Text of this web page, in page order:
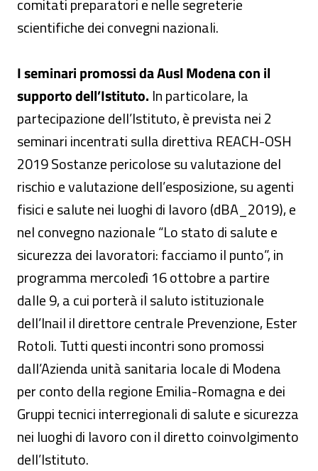
comitati preparatori e nelle segreterie
scientifiche dei convegni nazionali.
I seminari promossi da Ausl Modena con il
supporto dell’Istituto. In particolare, la
partecipazione dell’Istituto, è prevista nei 2
seminari incentrati sulla direttiva REACH-OSH
2019 Sostanze pericolose su valutazione del
rischio e valutazione dell’esposizione, su agenti
fisici e salute nei luoghi di lavoro (dBA_2019), e
nel convegno nazionale “Lo stato di salute e
sicurezza dei lavoratori: facciamo il punto”, in
programma mercoledì 16 ottobre a partire
dalle 9, a cui porterà il saluto istituzionale
dell’Inail il direttore centrale Prevenzione, Ester
Rotoli. Tutti questi incontri sono promossi
dall’Azienda unità sanitaria locale di Modena
per conto della regione Emilia-Romagna e dei
Gruppi tecnici interregionali di salute e sicurezza
nei luoghi di lavoro con il diretto coinvolgimento
dell’Istituto.